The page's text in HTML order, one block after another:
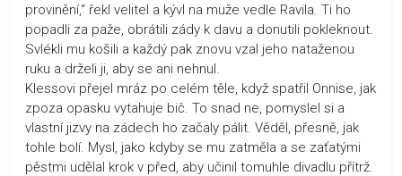
provinění,“ řekl velitel a kývl na muže vedle Ravila. Ti ho
popadli za paže, obrátili zády k davu a donutili pokleknout.
Svlékli mu košili a každý pak znovu vzal jeho nataženou
ruku a drželi ji, aby se ani nehnul.
Klessovi přejel mráz po celém těle, když spatřil Onnise, jak
zpoza opasku vytahuje bič. To snad ne, pomyslel si a
vlastní jizvy na zádech ho začaly pálit. Věděl, přesně, jak
tohle bolí. Mysl, jako kdyby se mu zatměla a se zaťatými
pěstmi udělal krok v před, aby učinil tomuhle divadlu přítrž.